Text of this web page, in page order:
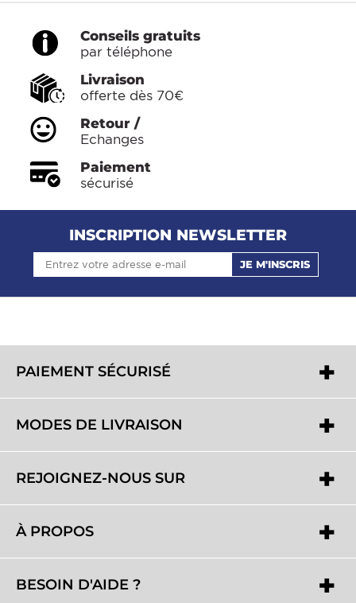
Conseils gratuits
par téléphone
Livraison
offerte dès 70€
Retour /
Echanges
Paiement
sécurisé
INSCRIPTION NEWSLETTER
JE M'INSCRIS
PAIEMENT SÉCURISÉ
MODES DE LIVRAISON
REJOIGNEZ-NOUS SUR
À PROPOS
BESOIN D'AIDE ?